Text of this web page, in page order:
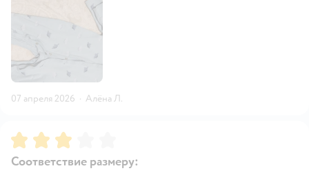
07 апреля 2026 · Алёна Л.
Рейтинг:3
Соответствие размеру: